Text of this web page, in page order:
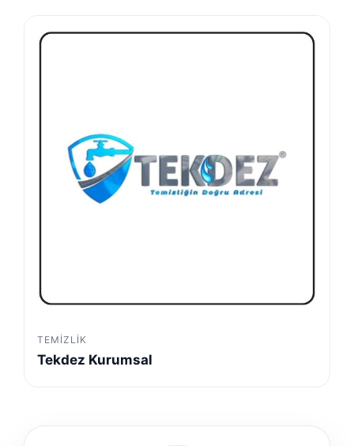
TEMIZLIK
Tekdez Kurumsal